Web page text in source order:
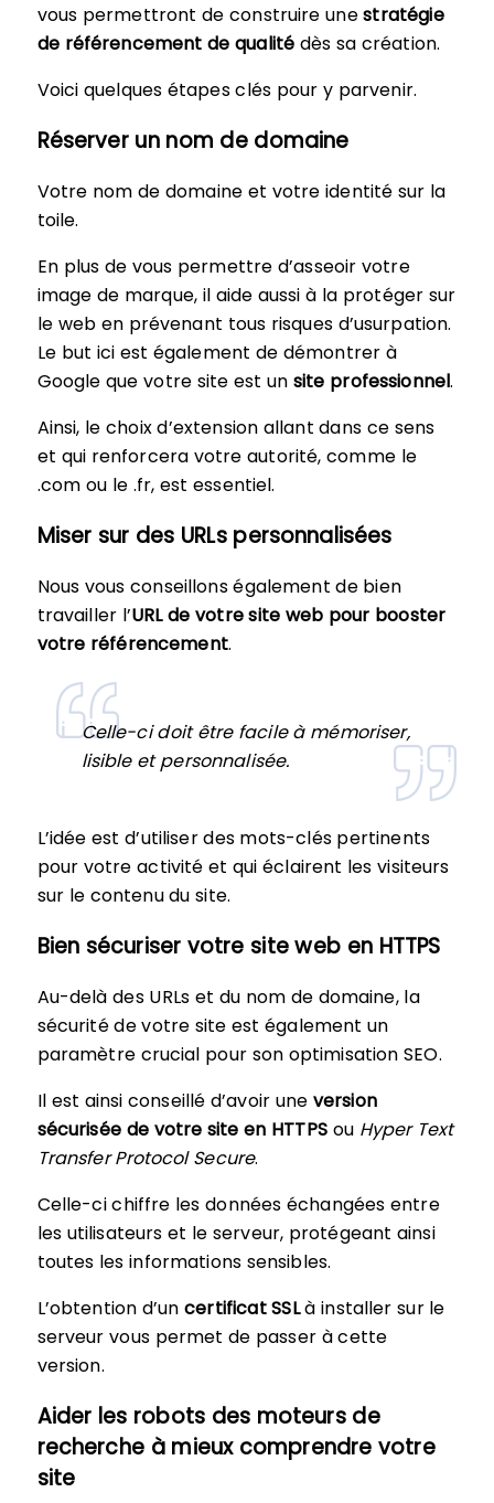
vous permettront de construire unestratégie
de référencement de qualité dès sa création.
Voici quelques étapes clés pour y parvenir.
Réserver un nom de domaine
Votre nom de domaine et votre identité sur la
toile.
En plus de vous permettre d’asseoir votre
image de marque, il aide aussi à la protéger sur
le web en prévenant tous risques d’usurpation.
Le but ici est également de démontrer à
Google que votre site est un site professionnel.
Ainsi, le choix d’extension allant dans ce sens
et qui renforcera votre autorité, comme le
.com ou le .fr, est essentiel.
Miser sur des URLs personnalisées
Nous vous conseillons également de bien
travailler l’URL de votre site web pour booster
votre référencement.
Celle-ci doit être facile à mémoriser,
lisible et personnalisée.
L’idée est d’utiliser des mots-clés pertinents
pour votre activité et qui éclairent les visiteurs
sur le contenu du site.
Bien sécuriser votre site web en HTTPS
Au-delà des URLs et du nom de domaine, la
sécurité de votre site est également un
paramètre crucial pour son optimisation SEO.
Il est ainsi conseillé d’avoir une version
sécurisée de votre site en HTTPSou Hyper Text
Transfer Protocol Secure.
Celle-ci chiffre les données échangées entre
les utilisateurs et le serveur, protégeant ainsi
toutes les informations sensibles.
L’obtention d’uncertificat SSLà installer sur le
serveur vous permet de passer à cette
version.
Aider les robots des moteurs de
recherche à mieux comprendre votre
site